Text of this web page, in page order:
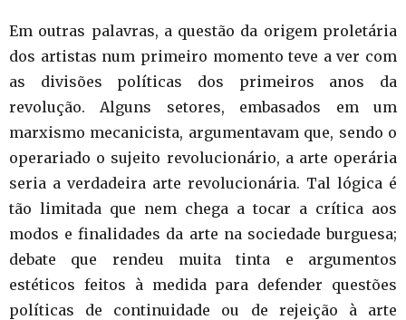
Em outras palavras, a questão da origem proletária
dos artistas num primeiro momento teve a ver com
as divisões políticas dos primeiros anos da
revolução. Alguns setores, embasados em um
marxismo mecanicista, argumentavam que, sendo o
operariado o sujeito revolucionário, a arte operária
seria a verdadeira arte revolucionária. Tal lógica é
tão limitada que nem chega a tocar a crítica aos
modos e finalidades da arte na sociedade burguesa;
debate que rendeu muita tinta e argumentos
estéticos feitos à medida para defender questões
políticas de continuidade ou de rejeição à arte